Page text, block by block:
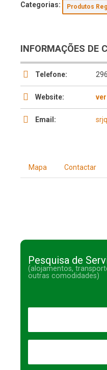
Categorias: Produtos
INFORMAÇÕES DE
Telefone:
Website:
Email:
Mapa Contactar
Pesquisa de
(alojamentos,
outras comodidades)